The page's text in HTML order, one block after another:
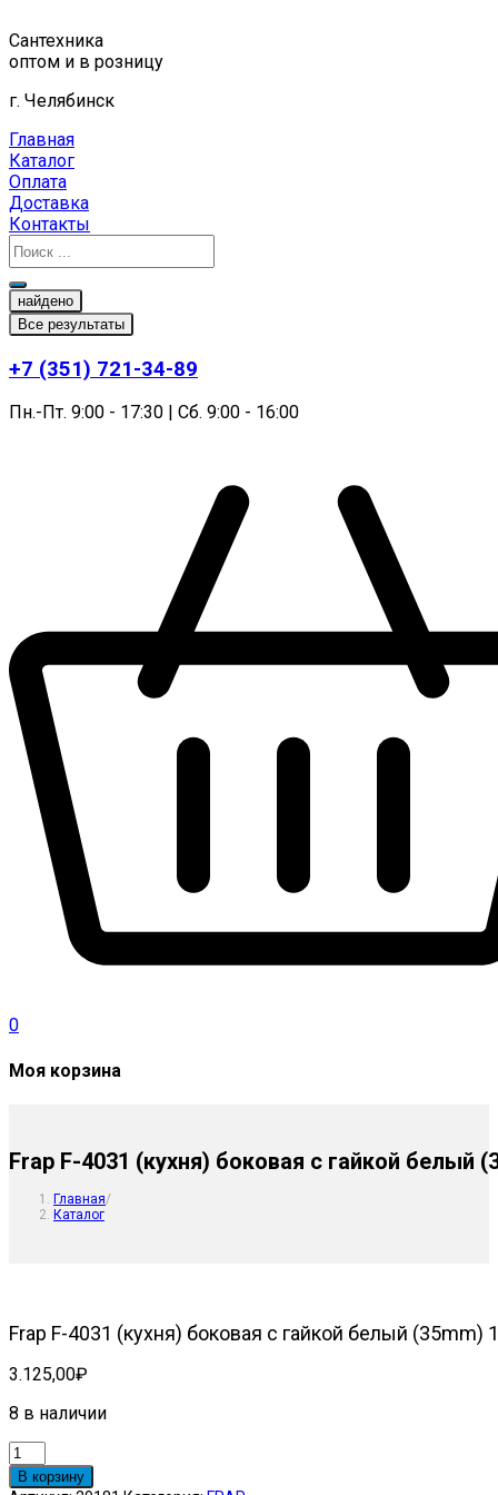
к
содержимому
Сантехника
оптом и в розницу
г. Челябинск
Главная
Каталог
Оплата
Доставка
Контакты
найдено
Все результаты
+7 (351) 721-34-89
Пн.-Пт. 9:00 - 17:30 | Сб. 9:00 - 16:00
0
Моя корзина
Frap F-4031 (кухня) боковая с гайкой белый
Главная/
Каталог
Frap F-4031 (кухня) боковая с гайкой белый (35mm)
3.125,00₽
8 в наличии
Количество
товара
В корзину